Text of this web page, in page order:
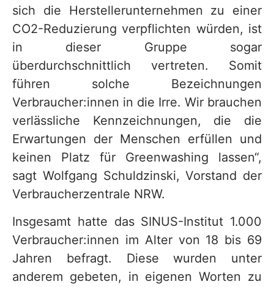
sich die Herstellerunternehmen zu einer
CO2-Reduzierung verpflichten würden, ist
in dieser Gruppe sogar
überdurchschnittlich vertreten. Somit
führen solche Bezeichnungen
Verbraucher:innen in die Irre. Wir brauchen
verlässliche Kennzeichnungen, die die
Erwartungen der Menschen erfüllen und
keinen Platz für Greenwashing lassen“,
sagt Wolfgang Schuldzinski, Vorstand der
Verbraucherzentrale NRW.
Insgesamt hatte das SINUS-Institut 1.000
Verbraucher:innen im Alter von 18 bis 69
Jahren befragt. Diese wurden unter
anderem gebeten, in eigenen Worten zu